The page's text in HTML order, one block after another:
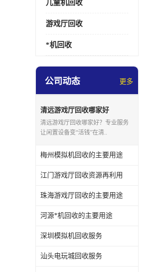
儿童机回收
游戏厅回收
*机回收
公司动态 更多
清远游戏厅回收哪家好
清远游戏厅回收哪家好？专业服务
让闲置设备变“活钱”在清..
梅州模拟机回收的主要用途
江门游戏厅回收资源再利用
珠海游戏厅回收的主要用途
河源*机回收的主要用途
深圳模拟机回收服务
汕头电玩城回收服务